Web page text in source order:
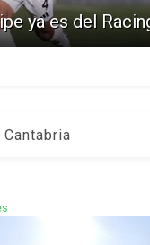
ya es del